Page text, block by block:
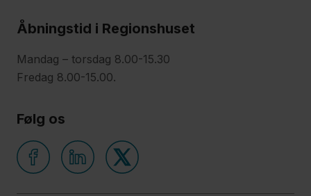
Åbningstid i Regionshuset
Mandag – torsdag 8.00-15.30
Fredag 8.00-15.00.
Følg os